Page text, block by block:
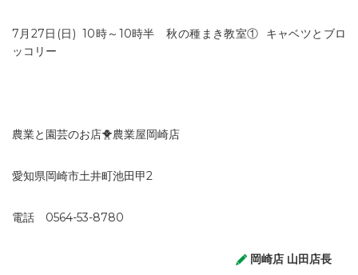
7月27日 (日)10時～10時半 秋の種まき教室① キャベツとブロ
ッコリー
農業と園芸のお店🐥農業屋岡崎店
愛知県岡崎市土井町池田甲2
電話 0564-53-8780
岡崎店 山田店長